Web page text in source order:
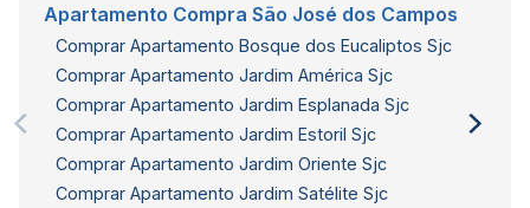
Apartamento Compra São José dos Campos
Comprar Apartamento Bosque dos Eucaliptos Sjc
Comprar Apartamento Jardim América Sjc
Comprar Apartamento Jardim Esplanada Sjc
Comprar Apartamento Jardim Estoril Sjc
Comprar Apartamento Jardim Oriente Sjc
Comprar Apartamento Jardim Satélite Sjc